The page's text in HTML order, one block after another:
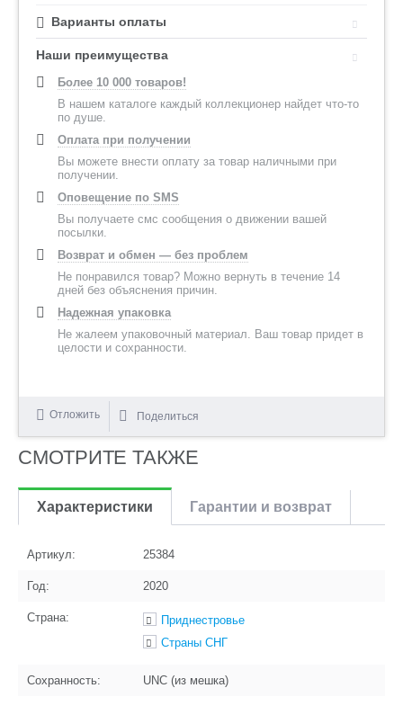
Варианты оплаты
Наши преимущества
Более 10 000 товаров!
В нашем каталоге каждый коллекционер найдет что-то
по душе.
Оплата при получении
Вы можете внести оплату за товар наличными при
получении.
Оповещение по SMS
Вы получаете смс сообщения о движении вашей
посылки.
Возврат и обмен — без проблем
Не понравился товар? Можно вернуть в течение 14
дней без объяснения причин.
Надежная упаковка
Не жалеем упаковочный материал. Ваш товар придет в
целости и сохранности.
Отложить Поделиться
СМОТРИТЕ ТАКЖЕ
Характеристики Гарантии и возврат
Артикул: 25384
Год: 2020
Страна:
Приднестровье
Страны СНГ
Сохранность: UNC (из мешка)